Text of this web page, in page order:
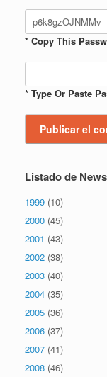
* Copy This
* Type Or Paste
Listado de
1999 (10)
2000 (45)
2001 (43)
2002 (38)
2003 (40)
2004 (35)
2005 (36)
2006 (37)
2007 (41)
2008 (46)